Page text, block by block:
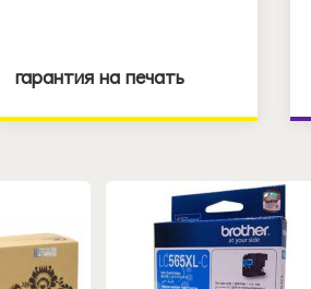
гарантия на печать